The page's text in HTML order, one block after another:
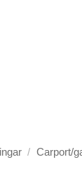
/ Carport/